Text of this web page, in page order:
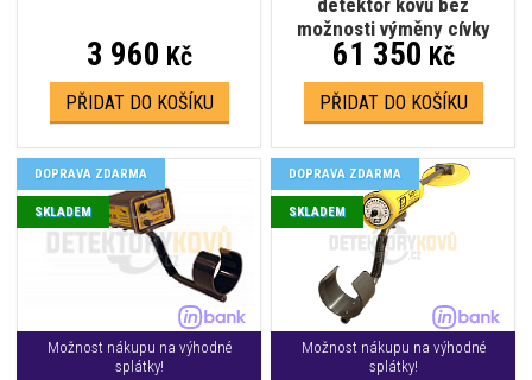
3 960 Kč
PŘIDAT DO KOŠÍKU
detektor kovů bez
možnosti výměny cívky
61 350 Kč
PŘIDAT DO KOŠÍKU
Možnost nákupu na výhodné
splátky!
DOPRAVA ZDARMA
SKLADEM
Možnost nákupu na výhodné
splátky!
DOPRAVA ZDARMA
SKLADEM